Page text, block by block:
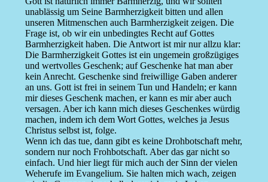
unablässig um Seine Barmherzigkeit bitten und allen
unseren Mitmenschen auch Barmherzigkeit zeigen. Die
Frage ist, ob wir ein unbedingtes Recht auf Gottes
Barmherzigkeit haben. Die Antwort ist mir nur allzu klar:
Die Barmherzigkeit Gottes ist ein ungemein großzügiges
und wertvolles Geschenk; auf Geschenke hat man aber
kein Anrecht. Geschenke sind freiwillige Gaben anderer
an uns. Gott ist frei in seinem Tun und Handeln; er kann
mir dieses Geschenk machen, er kann es mir aber auch
versagen. Aber ich kann mich dieses Geschenkes würdig
machen, indem ich dem Wort Gottes, welches ja Jesus
Christus selbst ist, folge.
Wenn ich das tue, dann gibt es keine Drohbotschaft mehr,
sondern nur noch Frohbotschaft. Aber das gar nicht so
einfach. Und hier liegt für mich auch der Sinn der vielen
Weherufe im Evangelium. Sie halten mich wach, zeigen